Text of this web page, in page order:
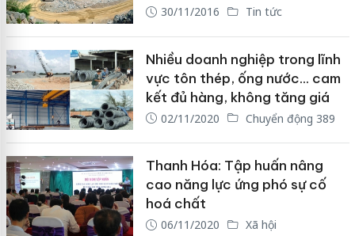
30/11/2016 Tin tức
Nhiều doanh nghiệp trong lĩnh
vực tôn thép, ống nước… cam
kết đủ hàng, không tăng giá
02/11/2020 Chuyển động 389
Thanh Hóa: Tập huấn nâng
cao năng lực ứng phó sự cố
hoá chất
06/11/2020 Xã hội